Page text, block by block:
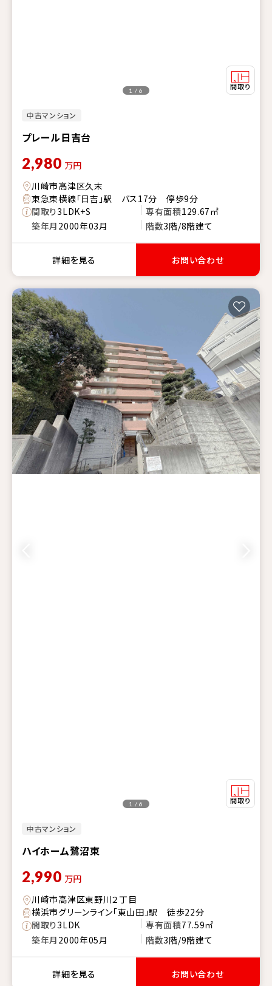
中古マンション
プレール日吉台
1 / 6
2,980 万円
川崎市高津区久末
東急東横線「日吉」駅 バス17分 停歩9分
間取り3LDK+S 専有面積129.67㎡
築年月 2000年03月 階数3階/8階建て
詳細を見る お問い合わせ
中古マンション
ハイホーム鷺沼東
1 / 6
2,990 万円
川崎市高津区東野川２丁目
横浜市グリーンライン「東山田」駅 徒歩22分
間取り3LDK 専有面積77.59㎡
築年月 2000年05月 階数3階/9階建て
詳細を見る お問い合わせ